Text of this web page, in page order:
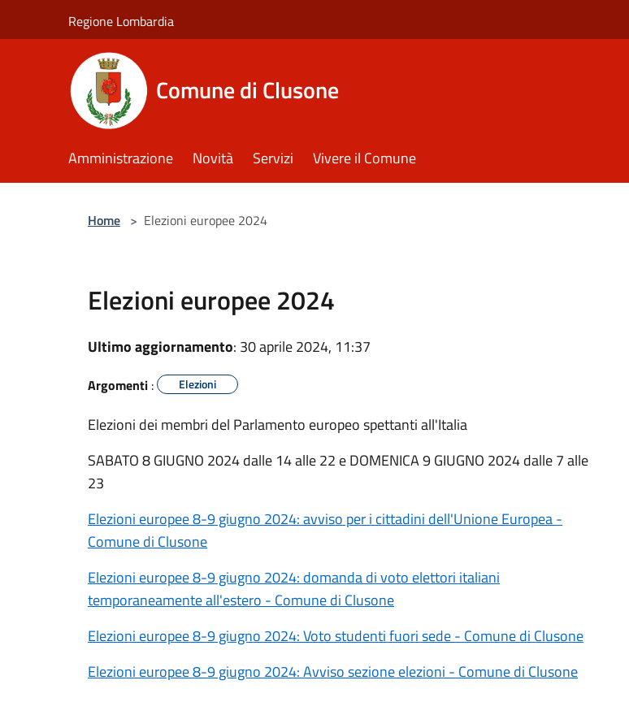
Regione Lombardia
Comune di Clusone
Amministrazione Novità Servizi Vivere il Comune
Home > Elezioni europee 2024
Elezioni europee 2024
Ultimo aggiornamento: 30 aprile 2024, 11:37
Argomenti : Elezioni
Elezioni dei membri del Parlamento europeo spettanti all'Italia
SABATO 8 GIUGNO 2024 dalle 14 alle 22 e DOMENICA 9 GIUGNO 2024 dalle 7 alle
23
Elezioni europee 8-9 giugno 2024: avviso per i cittadini dell'Unione Europea -
Comune di Clusone
Elezioni europee 8-9 giugno 2024: domanda di voto elettori italiani
temporaneamente all'estero - Comune di Clusone
Elezioni europee 8-9 giugno 2024: Voto studenti fuori sede - Comune di Clusone
Elezioni europee 8-9 giugno 2024: Avviso sezione elezioni - Comune di Clusone